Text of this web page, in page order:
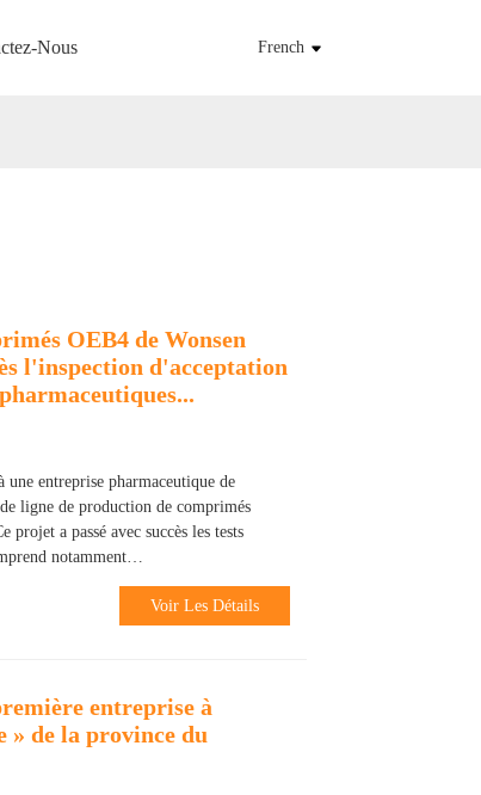
Nous French
OEB4 de Wonsen
l'inspection d'acceptation
entreprise pharmaceutique de
ligne de production de comprimés
a passé avec succès les tests
notamment…
Voir Les Détails
entreprise à
» de la province du